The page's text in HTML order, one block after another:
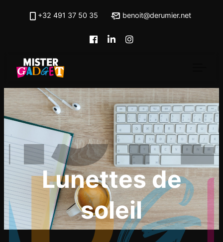
Skip to main content
+32 491 37 50 35 benoit@derumier.net
Lunettes de
soleil